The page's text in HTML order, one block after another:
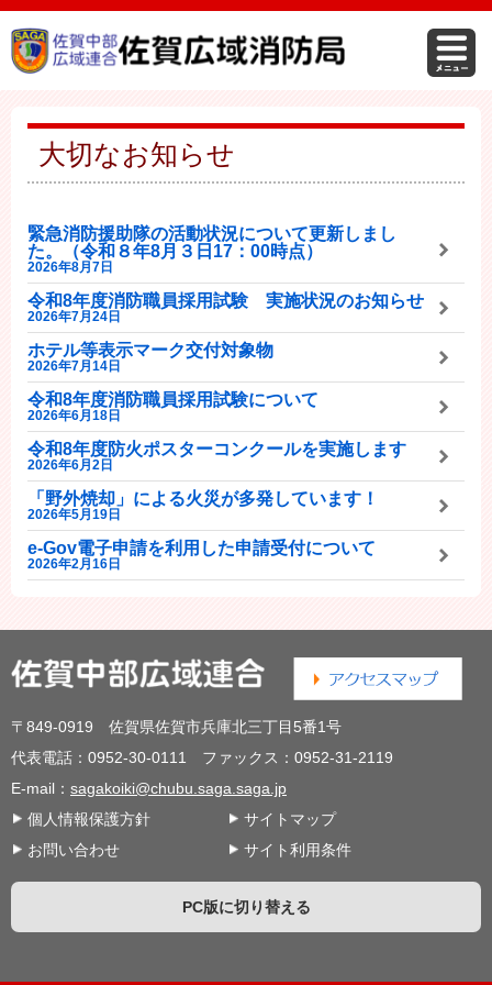
大切なお知らせ
緊急消防援助隊の活動状況について更新しまし
た。（令和８年8月３日17：00時点）
2026年8月7日
令和8年度消防職員採用試験 実施状況のお知らせ
2026年7月24日
ホテル等表示マーク交付対象物
2026年7月14日
令和8年度消防職員採用試験について
2026年6月18日
令和8年度防火ポスターコンクールを実施します
2026年6月2日
「野外焼却」による火災が多発しています！
2026年5月19日
e-Gov電子申請を利用した申請受付について
2026年2月16日
〒849-0919 佐賀県佐賀市兵庫北三丁目5番1号
代表電話：0952-30-0111 ファックス：0952-31-2119
E-mail： sagakoiki@chubu.saga.saga.jp
個人情報保護方針
サイトマップ
お問い合わせ
サイト利用条件
PC版に切り替える